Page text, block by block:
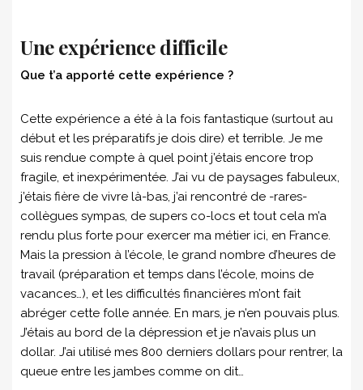
Une expérience difficile
Que t’a apporté cette expérience ?
Cette expérience a été à la fois fantastique (surtout au
début et les préparatifs je dois dire) et terrible. Je me
suis rendue compte à quel point j’étais encore trop
fragile, et inexpérimentée. J’ai vu de paysages fabuleux,
j’étais fière de vivre là-bas, j’ai rencontré de -rares-
collègues sympas, de supers co-locs et tout cela m’a
rendu plus forte pour exercer ma métier ici, en France.
Mais la pression à l’école, le grand nombre d’heures de
travail (préparation et temps dans l’école, moins de
vacances…), et les difficultés financières m’ont fait
abréger cette folle année. En mars, je n’en pouvais plus.
J’étais au bord de la dépression et je n’avais plus un
dollar. J’ai utilisé mes 800 derniers dollars pour rentrer, la
queue entre les jambes comme on dit…